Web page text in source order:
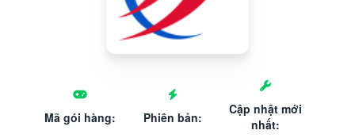
Mã gói hàng: Phiên bản:
Cập nhật mới
nhất: